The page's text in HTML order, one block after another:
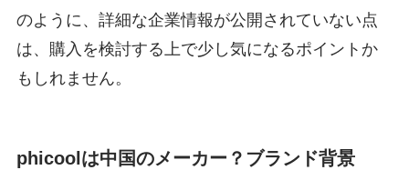
のように、詳細な企業情報が公開されていない点
は、購入を検討する上で少し気になるポイントか
もしれません。
phicoolは中国のメーカー？ブランド背景